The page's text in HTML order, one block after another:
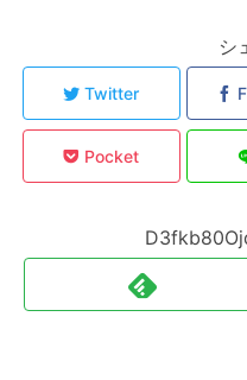
シ
Twitter
Pocket